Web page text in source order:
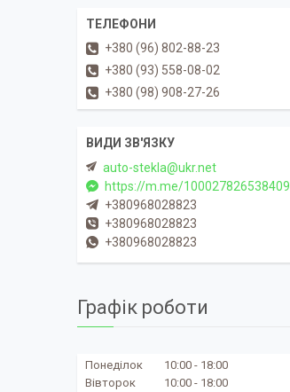
+380 (96) 802-88-23
+380 (93) 558-08-02
+380 (98) 908-27-26
auto-stekla@ukr.net
https://m.me/100027826538409
+380968028823
+380968028823
+380968028823
Графік роботи
Понеділок 10:00
18:00
Вівторок
10:00
18:00